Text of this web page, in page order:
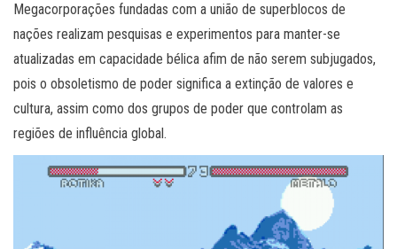
Megacorporações fundadas com a união de superblocos de
nações realizam pesquisas e experimentos para manter-se
atualizadas em capacidade bélica afim de não serem subjugados,
pois o obsoletismo de poder significa a extinção de valores e
cultura, assim como dos grupos de poder que controlam as
regiões de influência global.